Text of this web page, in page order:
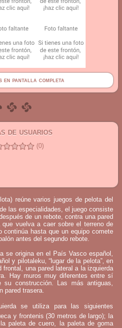
pantalla completa
de usuarios
(0)
reúne varios juegos de pelota del
las especialidades, el juego consiste
de un rebote, contra una pared
que vuelva a caer sobre el terreno de
continúa hasta que un equipo comete
antes del segundo rebote.
se origina en el País Vasco español,
y pilotaleku, “lugar de la pelota”, en
frontal, una pared lateral a la izquierda
Hay muros muy diferentes entre sí
construcción. Las más antiguas,
pared trasera.
se utiliza para las siguientes
y frontenis (30 metros de largo); la
paleta de cuero, la paleta de goma